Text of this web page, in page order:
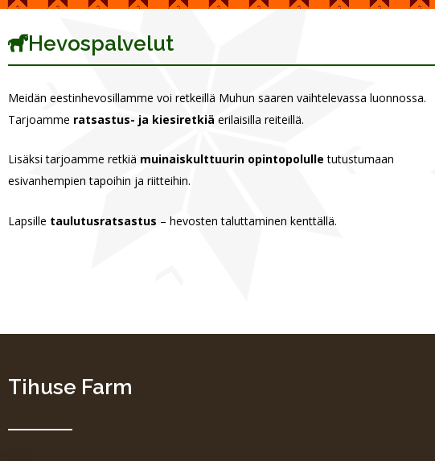
Hevospalvelut
Meidän eestinhevosillamme voi retkeillä Muhun saaren vaihtelevassa luonnossa.
Tarjoamme ratsastus- ja kiesiretkiä erilaisilla reiteillä.
Lisäksi tarjoamme retkiä muinaiskulttuurin opintopolulle tutustumaan
esivanhempien tapoihin ja riitteihin.
Lapsille taulutusratsastus – hevosten taluttaminen kenttällä.
Tihuse Farm